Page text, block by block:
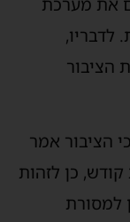
לדבריו,
הציבור
הציבור אמר
כן לזהות
למסורת